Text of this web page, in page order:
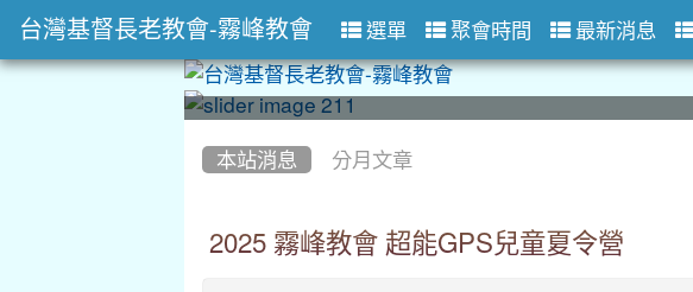
本站消息 分月文章
2025 霧峰教會 超能GPS兒童夏令營
台灣基督長老教會-霧峰教會 ::: 選單 聚會時間 最新消息